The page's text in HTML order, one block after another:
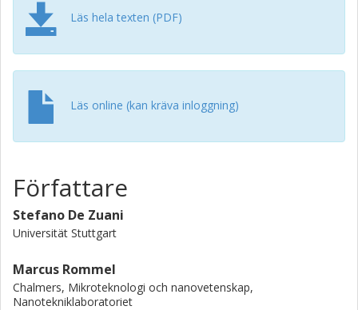
Läs hela texten (PDF)
Läs online (kan kräva inloggning)
Författare
Stefano De Zuani
Universität Stuttgart
Marcus Rommel
Chalmers, Mikroteknologi och nanovetenskap,
Nanotekniklaboratoriet